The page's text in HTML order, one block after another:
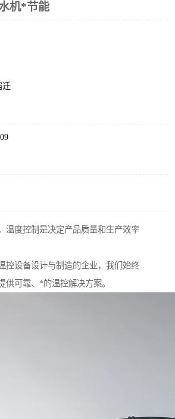
机*节能
迁
温度控制是决定产品质量和生产效率
控设备设计与制造的企业，我们始终
供可靠、*的温控解决方案。